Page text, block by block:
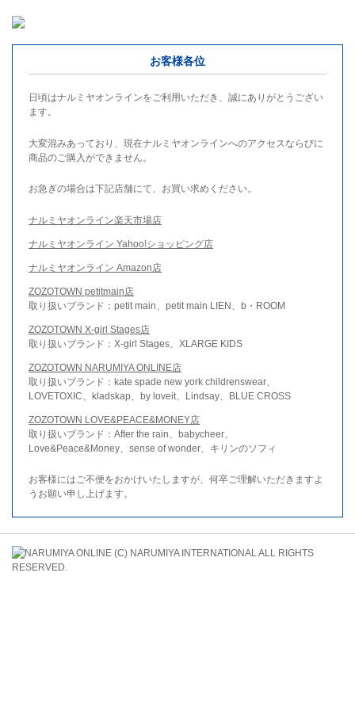
お客様各位
日頃はナルミヤオンラインをご利用いただき、誠にありがとうござい
ます。
大変混みあっており、現在ナルミヤオンラインへのアクセスならびに
商品のご購入ができません。
お急ぎの場合は下記店舗にて、お買い求めください。
ナルミヤオンライン楽天市場店
ナルミヤオンライン Yahoo!ショッピング店
ナルミヤオンライン Amazon店
ZOZOTOWN petitmain店
取り扱いブランド：petit main、petit main LIEN、b・ROOM
ZOZOTOWN X-girl Stages店
取り扱いブランド：X-girl Stages、XLARGE KIDS
ZOZOTOWN NARUMIYA ONLINE店
取り扱いブランド：kate spade new york childrenswear、
LOVETOXIC、kladskap、by loveit、Lindsay、BLUE CROSS
ZOZOTOWN LOVE&PEACE&MONEY店
取り扱いブランド：After the rain、babycheer、
Love&Peace&Money、sense of wonder、キリンのソフィ
お客様にはご不便をおかけいたしますが、何卒ご理解いただきますよ
うお願い申し上げます。